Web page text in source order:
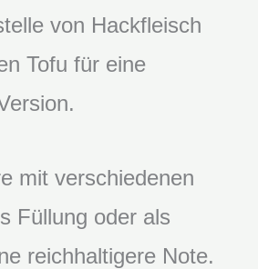
von Hackfleisch
Tofu für eine
mit verschiedenen
Füllung oder als
reichhaltigere Note.